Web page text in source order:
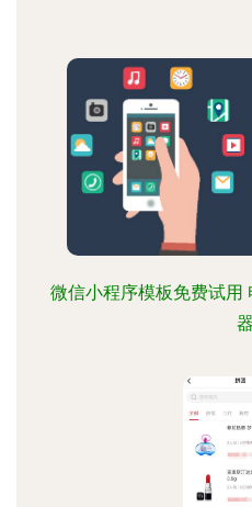
微信小程序模板免费试用
器